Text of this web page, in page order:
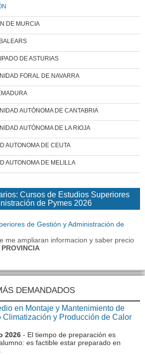
DE MURCIA
DE ASTURIAS
FORAL DE NAVARRA
AUTÓNOMA DE CANTABRIA
AUTÓNOMA DE LA RIOJA
AUTONOMA DE CEUTA
AUTONOMA DE MELILLA
Cursos de Estudios Superiores
de Pymes 2026
de Gestión y Administración de
me ampliaran informacion y saber precio
DEMANDADOS
en Montaje y Mantenimiento de
Climatización y Producción de Calor
2026 - El tiempo de preparación es
es factible estar preparado en